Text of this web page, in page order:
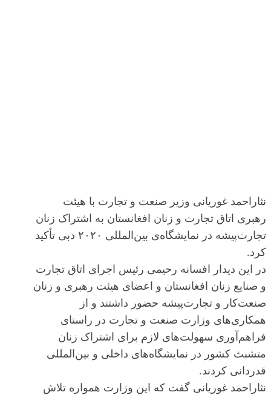
نثاراحمد غوریانی وزیر صنعت و تجارت با هیئت
رهبری اتاق تجارت و زنان افغانستان به اشتراک زنان
تجارت‌پیشه در نمایشگاه‌ی بین‌المللی ۲۰۲۰ دبی تأکید
کرد.
در این دیدار افسانه رحیمی رئیس اجرای اتاق تجارت
و صنایع زنان افغانستان و اعضای هیئت رهبری و زنان
صنعت‌کار و تجارت‌پیشه حضور داشتند و از
همکاری‌های وزارت صنعت و تجارت در راستای
فراهم‌آوری سهولت‌های لازم برای اشتراک زنان
متشبث کشور در نمایشگاه‌های داخلی و بین‌المللی
قدردانی کردند.
نثاراحمد غوریانی گفت که این وزارت هم‎واره تلاش